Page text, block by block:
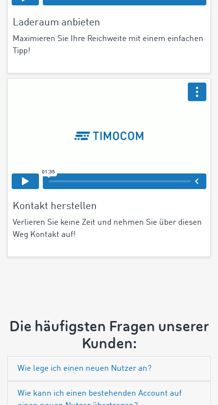
Laderaum anbieten
Maximieren Sie Ihre Reichweite mit einem einfachen
Tipp!
Kontakt herstellen
Verlieren Sie keine Zeit und nehmen Sie über diesen
Weg Kontakt auf!
Die häufigsten Fragen unserer
Kunden:
Wie lege ich einen neuen Nutzer an?
Wie kann ich einen bestehenden Account auf